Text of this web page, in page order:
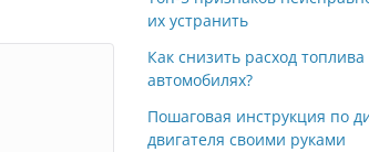
их устранить
Как снизить расход
автомобилях?
Пошаговая инструкция по
двигателя своими руками